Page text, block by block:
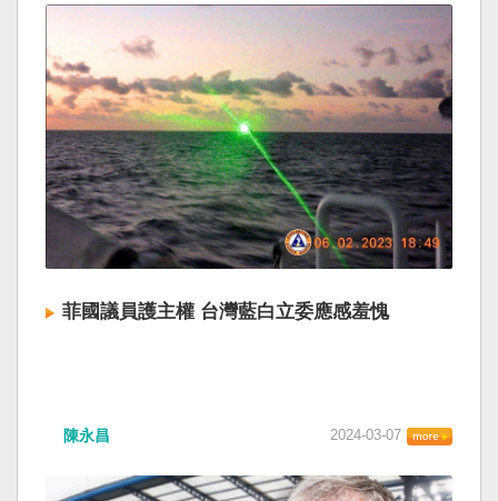
菲國議員護主權 台灣藍白立委應感羞愧
陳永昌 2024-03-07